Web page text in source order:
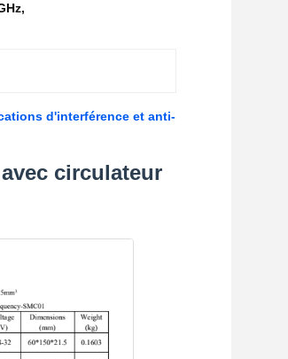
,
d'interférence et anti-
circulateur